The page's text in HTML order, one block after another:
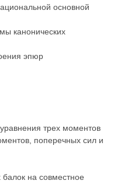
основной
канонических
эпюр
трех моментов
поперечных сил и
на совместное